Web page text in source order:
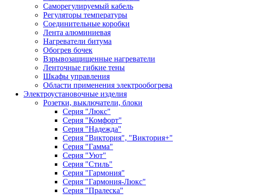
Саморегулируемый кабель
Регуляторы температуры
Соединительные коробки
Лента алюминиевая
Нагреватели битума
Обогрев бочек
Взрывозащищенные нагреватели
Ленточные гибкие тены
Шкафы управления
Области применения электрообогрева
Электроустановочные изделия
Розетки, выключатели, блоки
Серия "Люкс"
Серия "Комфорт"
Серия "Надежда"
Серия "Виктория", "Виктория+"
Серия "Гамма"
Серия "Уют"
Серия "Стиль"
Серия "Гармония"
Серия "Гармония-Люкс"
Серия "Пралеска"